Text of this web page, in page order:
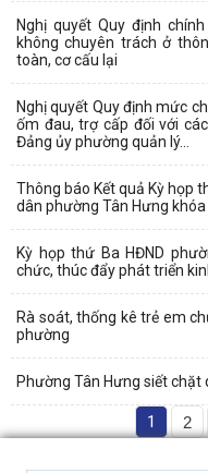
Nghị quyết Quy định
không chuyên trách ở
toàn, cơ cấu lại
Nghị quyết Quy định mức
ốm đau, trợ cấp đối với
Đảng ủy phường quản lý...
Thông báo Kết quả Kỳ họp
dân phường Tân Hưng khóa
Kỳ họp thứ Ba HĐND
chức, thúc đẩy phát triển
Rà soát, thống kê trẻ em
phường
Phường Tân Hưng siết
1 2